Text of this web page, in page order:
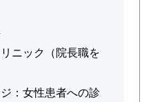
ニック（院長職を
：女性患者への診